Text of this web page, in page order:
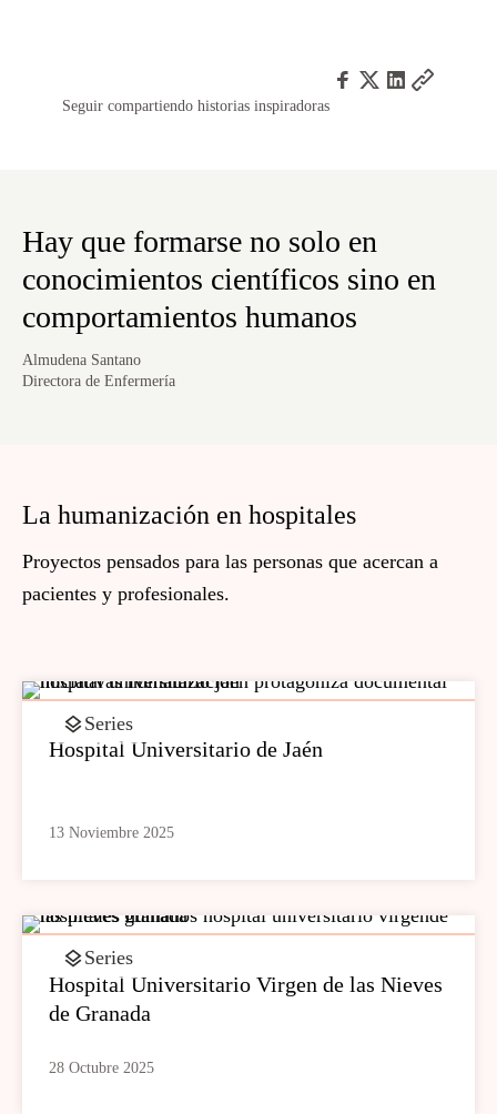
Seguir compartiendo historias inspiradoras
Hay que formarse no solo en
conocimientos científicos sino en
comportamientos humanos
Almudena Santano
Directora de Enfermería
La humanización en hospitales
Proyectos pensados para las personas que acercan a
pacientes y profesionales.
Series
Hospital Universitario de Jaén
13 Noviembre 2025
Series
Hospital Universitario Virgen de las Nieves
de Granada
28 Octubre 2025